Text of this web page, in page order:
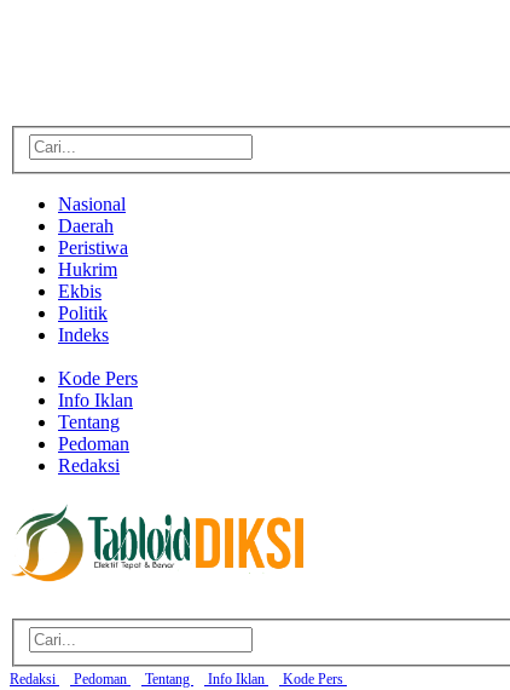
Nasional
Daerah
Peristiwa
Hukrim
Ekbis
Politik
Indeks
Kode Pers
Info Iklan
Tentang
Pedoman
Redaksi
Redaksi Pedoman Tentang Info Iklan Kode Pers